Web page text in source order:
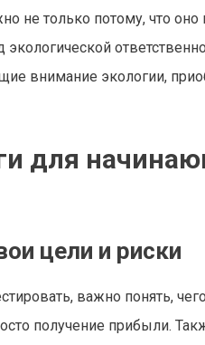
не только потому, что
экологической
внимание экологии,
для
цели и риски
важно понять,
получение прибыли.